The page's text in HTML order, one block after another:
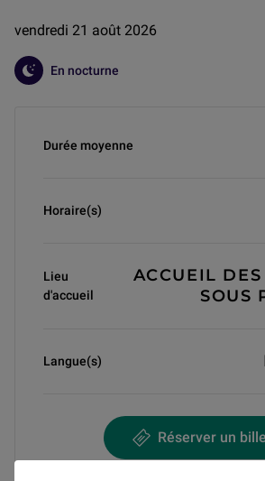
vendredi 21 août 2026
En nocturne
Durée moyenne
Horaire(s)
Lieu
d'accueil
ACCUEIL DES
SOUS
Langue(s)
Réserver un